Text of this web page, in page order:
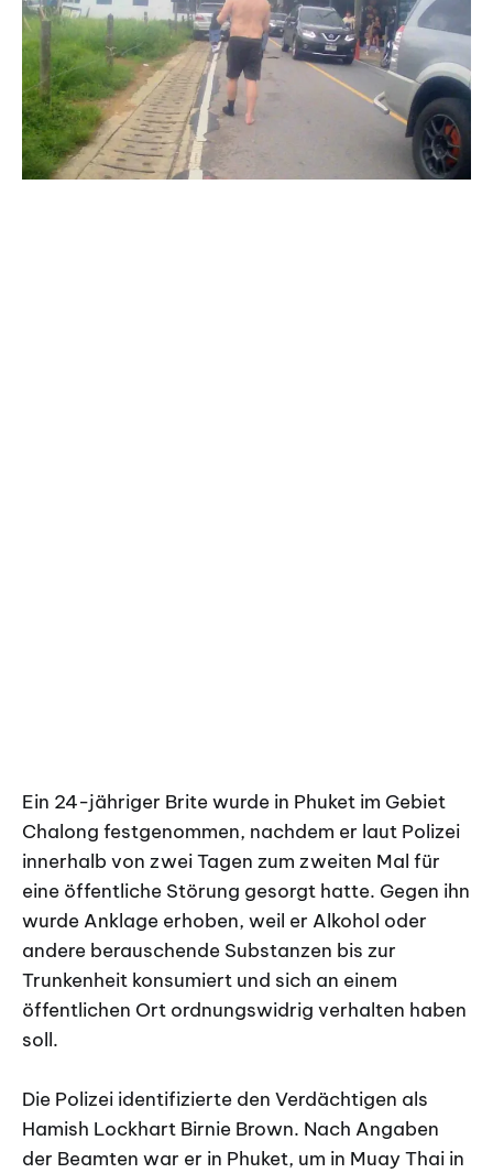
Ein 24-jähriger Brite wurde in Phuket im Gebiet
Chalong festgenommen, nachdem er laut Polizei
innerhalb von zwei Tagen zum zweiten Mal für
eine öffentliche Störung gesorgt hatte. Gegen ihn
wurde Anklage erhoben, weil er Alkohol oder
andere berauschende Substanzen bis zur
Trunkenheit konsumiert und sich an einem
öffentlichen Ort ordnungswidrig verhalten haben
soll.
Die Polizei identifizierte den Verdächtigen als
Hamish Lockhart Birnie Brown. Nach Angaben
der Beamten war er in Phuket, um in Muay Thai in